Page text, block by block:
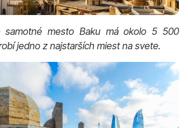
samotné mesto Baku má okolo 5 500
jedno z najstarších miest na svete.